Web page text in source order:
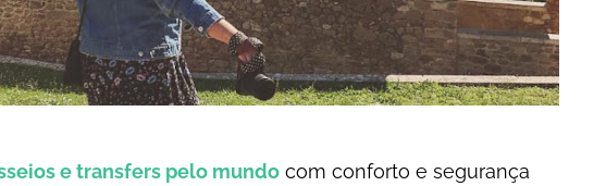
e transfers pelo mundo com conforto e segurança